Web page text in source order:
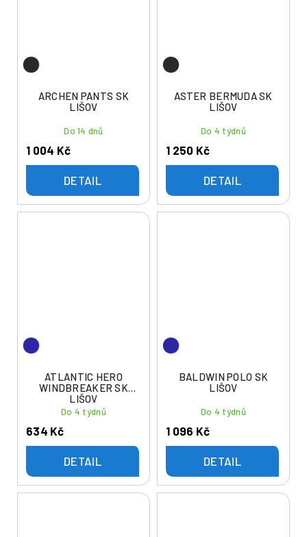
ARCHEN PANTS SK
LIŠOV
Do 14 dnů
1 004 Kč
DETAIL
ASTER BERMUDA SK
LIŠOV
Do 4 týdnů
1 250 Kč
DETAIL
ATLANTIC HERO
WINDBREAKER SK
LIŠOV
Do 4 týdnů
634 Kč
DETAIL
BALDWIN POLO SK
LIŠOV
Do 4 týdnů
1 096 Kč
DETAIL